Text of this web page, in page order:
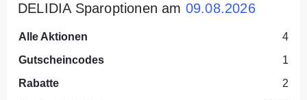
DELIDIA Sparoptionen am 09.08.2026
Alle Aktionen
4
Gutscheincodes
1
Rabatte
2